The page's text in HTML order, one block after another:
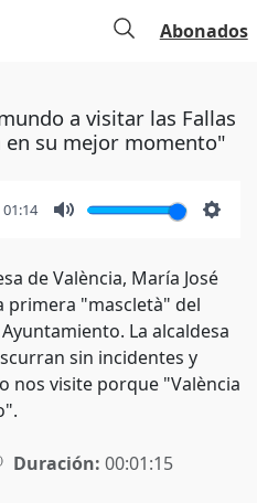
Abonados
a visitar las Fallas
en su mejor momento"
01:14
de València, María José
primera "mascletà" del
La alcaldesa
sin incidentes y
nos visite porque "València
Duración: 00:01:15